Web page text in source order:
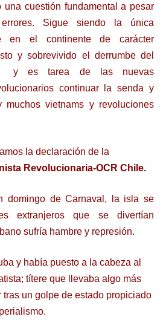
una cuestión fundamental a pesar
Sigue siendo la única
en el continente de carácter
y sobrevivido el derrumbe del
y es tarea de las nuevas
continuar la senda y
vietnams y revoluciones
la declaración de la
Revolucionaria-OCR Chile.
domingo de Carnaval, la isla se
extranjeros que se divertían
sufría hambre y represión.
y había puesto a la cabeza al
títere que llevaba algo más
tras un golpe de estado propiciado